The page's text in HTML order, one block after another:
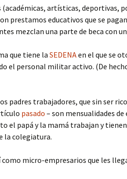
artísticas, deportivas,
prestamos educativos que se
mezclan una parte de beca con
que tiene laSEDENAen el que se
el personal militar activo. (De
padres trabajadores, que sin ser
pasado – son mensualidades de
el papá y la mamá trabajan y
la colegiatura.
micro-empresarios que les